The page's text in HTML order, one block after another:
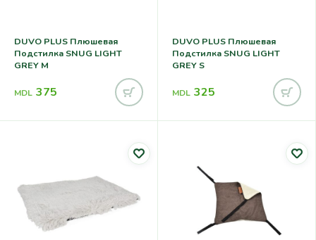
DUVO PLUS Плюшевая
Подстилка SNUG LIGHT
GREY M
MDL 375
DUVO PLUS Плюшевая
Подстилка SNUG LIGHT
GREY S
MDL 325